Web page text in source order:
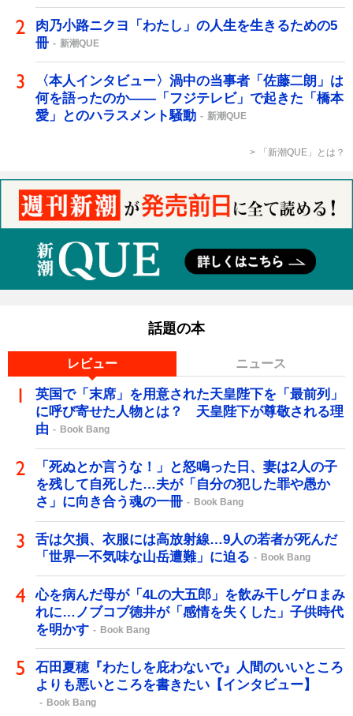
肉乃小路ニクヨ「わたし」の人生を生きるための5
冊
新潮QUE
〈本人インタビュー〉渦中の当事者「佐藤二朗」は
何を語ったのか――「フジテレビ」で起きた「橋本
愛」とのハラスメント騒動
新潮QUE
「新潮QUE」とは？
話題の本
レビュー ニュース
英国で「末席」を用意された天皇陛下を「最前列」
に呼び寄せた人物とは？ 天皇陛下が尊敬される理
由
Book Bang
「死ぬとか言うな！」と怒鳴った日、妻は2人の子
を残して自死した…夫が「自分の犯した罪や愚か
さ」に向き合う魂の一冊
Book Bang
舌は欠損、衣服には高放射線…9人の若者が死んだ
「世界一不気味な山岳遭難」に迫る
Book Bang
心を病んだ母が「4Lの大五郎」を飲み干しゲロまみ
れに…ノブコブ徳井が「感情を失くした」子供時代
を明かす
Book Bang
石田夏穂『わたしを庇わないで』人間のいいところ
よりも悪いところを書きたい【インタビュー】
Book Bang